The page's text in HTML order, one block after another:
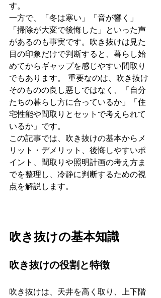
す。
一方で、「冬は寒い」「音が響く」
「掃除が大変で後悔した」といった声
があるのも事実です。吹き抜けは見た
目の印象だけで判断すると、暮らし始
めてからギャップを感じやすい間取り
でもあります。 重要なのは、吹き抜け
そのものの良し悪しではなく、「自分
たちの暮らし方に合っているか」「住
宅性能や間取りとセットで考えられて
いるか」です。
この記事では、吹き抜けの基本からメ
リット・デメリット、後悔しやすいポ
イント、間取りや照明計画の考え方ま
でを整理し、冷静に判断するための視
点を解説します。
吹き抜けの基本知識
吹き抜けの役割と特徴
吹き抜けは、天井を高く取り、上下階